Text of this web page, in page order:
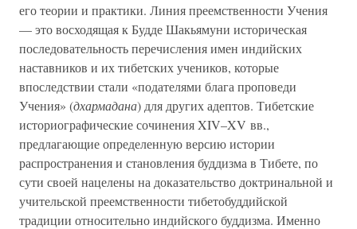
его теории и практики. Линия преемственности Учения
— это восходящая к Будде Шакьямуни историческая
последовательность перечисления имен индийских
наставников и их тибетских учеников, которые
впоследствии стали «подателями блага проповеди
Учения» (дхармадана) для других адептов. Тибетские
историографические сочинения XIV–XV вв.,
предлагающие определенную версию истории
распространения и становления буддизма в Тибете, по
сути своей нацелены на доказательство доктринальной и
учительской преемственности тибетобуддийской
традиции относительно индийского буддизма. Именно